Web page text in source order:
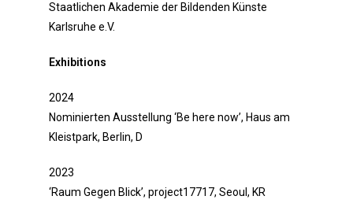
Staatlichen Akademie der Bildenden Künste
Karlsruhe e.V.
Exhibitions
2024
Nominierten Ausstellung ‘Be here now’, Haus am
Kleistpark, Berlin, D
2023
‘Raum Gegen Blick’, project17717, Seoul, KR